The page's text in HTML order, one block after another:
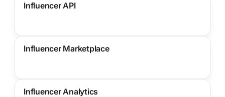
Influencer API
Influencer Marketplace
Influencer Analytics